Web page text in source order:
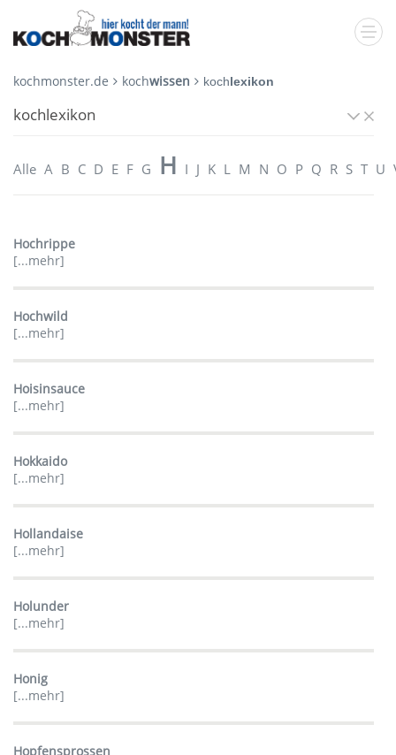
kochmonster.de kochwissen kochlexikon
kochlexikon
Alle A B C D E F G H I J K L M N O P Q R S T U
Hochrippe
[...mehr]
Hochwild
[...mehr]
Hoisinsauce
[...mehr]
Hokkaido
[...mehr]
Hollandaise
[...mehr]
Holunder
[...mehr]
Honig
[...mehr]
Hopfensprossen